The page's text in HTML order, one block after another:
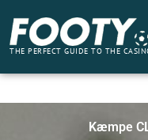
indholdet
THE PERFECT GUIDE TO THE
Kæmpe